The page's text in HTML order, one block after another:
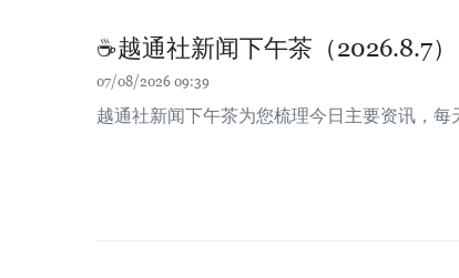
☕️越通社新闻下午茶（2026.8.7）
07/08/2026 09:39
越通社新闻下午茶为您梳理今日主要资讯，每